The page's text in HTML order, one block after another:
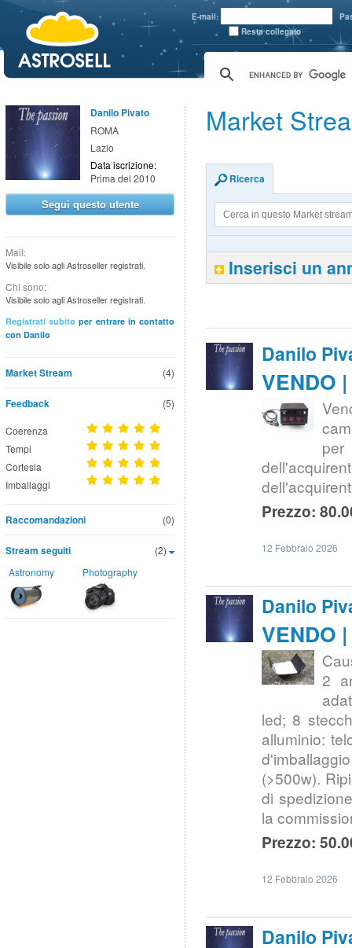
E-mail:
Resta collegato
Danilo Pivato
ROMA
Lazio
Data iscrizione:
Prima del 2010
Segui questo utente
Mail:
Visibile solo agli Astroseller registrati.
Chi sono:
Visibile solo agli Astroseller registrati.
Registrati subito per entrare in contatto
con Danilo
(4)
Market Stream
Feedback (5)
Coerenza
Tempi
Cortesia
Imballaggi
(0)
Raccomandazioni
(2)
Stream seguiti
Astronomy Photography
Market
Ricerca
Inserisci un
Danilo
VENDO
per
Prezzo:
12 Febbraio 2026
Danilo
VENDO
2
led; 8
alluminio:
(>500w).
di
la
Prezzo:
12 Febbraio 2026
Danilo